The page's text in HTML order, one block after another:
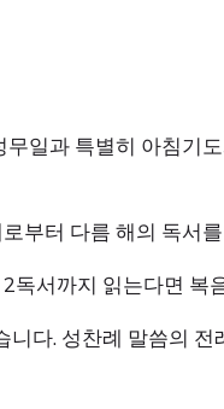
일과 특별히 아침기
부터 다름 해의 독서
독서까지 읽는다면 복
다. 성찬례 말씀의